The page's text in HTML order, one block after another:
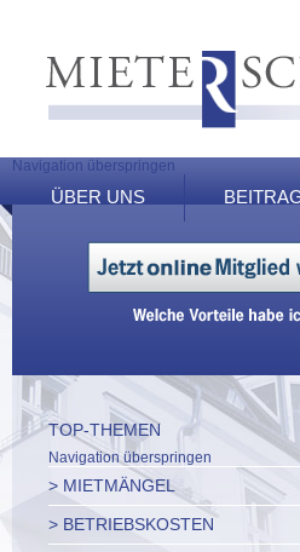
Navigation überspringen
ÜBER UNS
TOP-THEMEN
Navigation überspringen
> MIETMÄNGEL
> BETRIEBSKOSTEN